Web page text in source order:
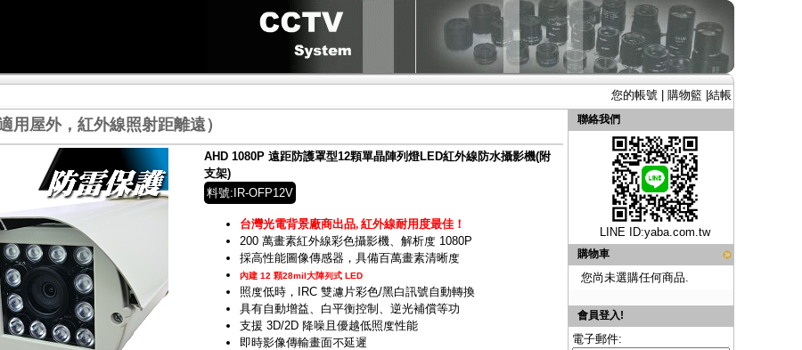
您的帳號| 購物籃| 結帳
用屋外，紅外線照射距離遠）
AHD 1080P 遠距防護罩型12顆單晶陣列燈LED紅外線防水攝影機(附
支架)
料號:IR-OFP12V
台灣光電背景廠商出品, 紅外線耐用度最佳！
200 萬畫素紅外線彩色攝影機、解析度 1080P
採高性能圖像傳感器，具備百萬畫素清晰度
內建 12 顆28mil大陣列式 LED
照度低時，IRC 雙濾片彩色/黑白訊號自動轉換
具有自動增益、白平衡控制、逆光補償等功
支援 3D/2D 降噪且優越低照度性能
即時影像傳輸畫面不延遲
聯絡我們
LINE ID:yaba.com.tw
購物車
您尚未選購任何商品.
會員登入!
電子郵件: